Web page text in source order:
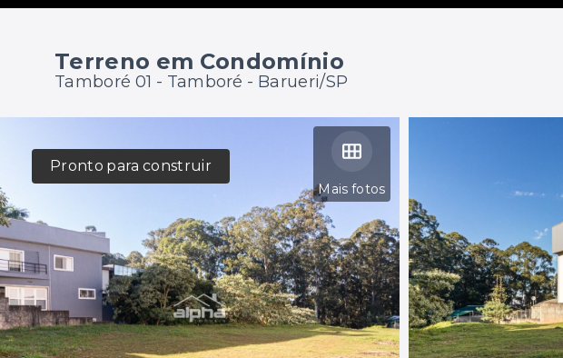
Terreno em Condomínio
Tamboré 01 - Tamboré - Barueri/SP
Mais fotos
Pronto para construir